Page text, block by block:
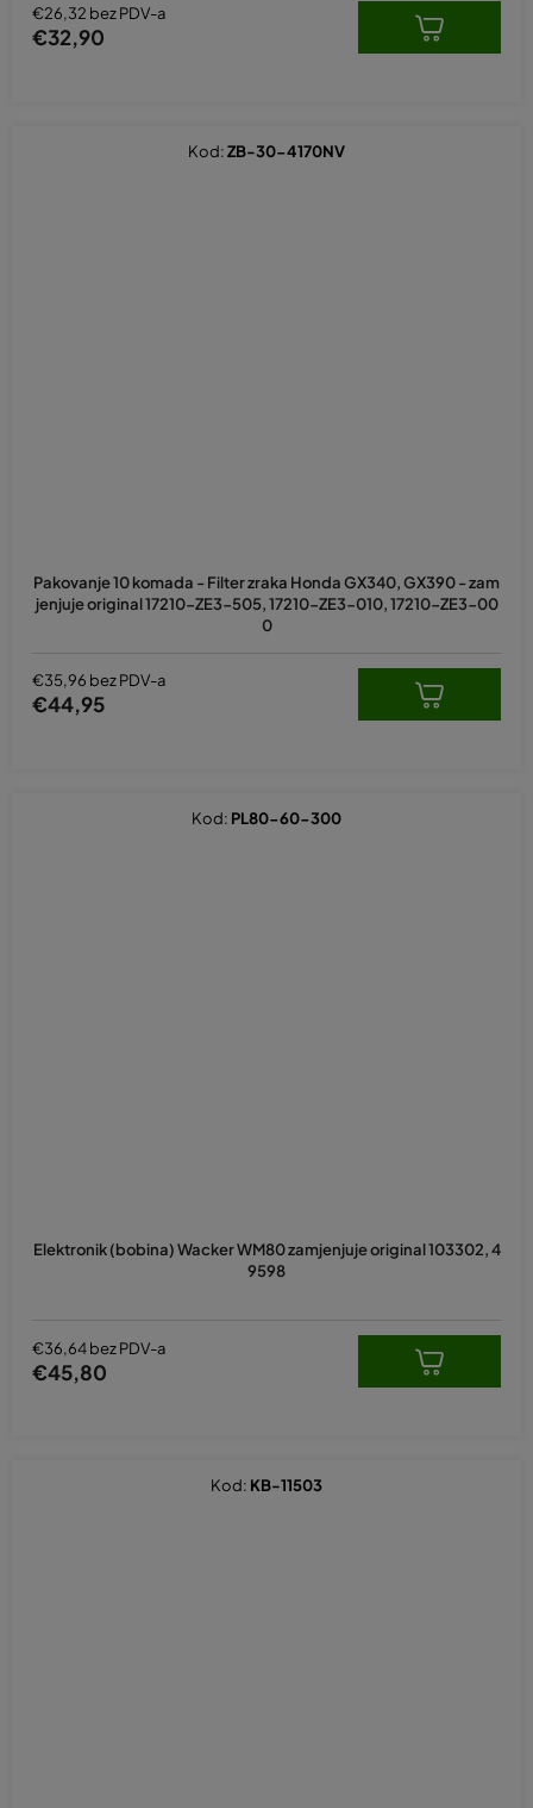
€26,32 bez PDV-a
€32,90
Pakovanje 10 komada - Filter zraka Honda GX340, GX390 - zam
jenjuje original 17210-ZE3-505, 17210-ZE3-010, 17210-ZE3-00
0
€35,96 bez PDV-a
€44,95
Kod:ZB-30-4170NV
Elektronik (bobina) Wacker WM80 zamjenjuje original 103302, 4
9598
€36,64 bez PDV-a
€45,80
Kod: PL80-60-300
Kod: KB-11503